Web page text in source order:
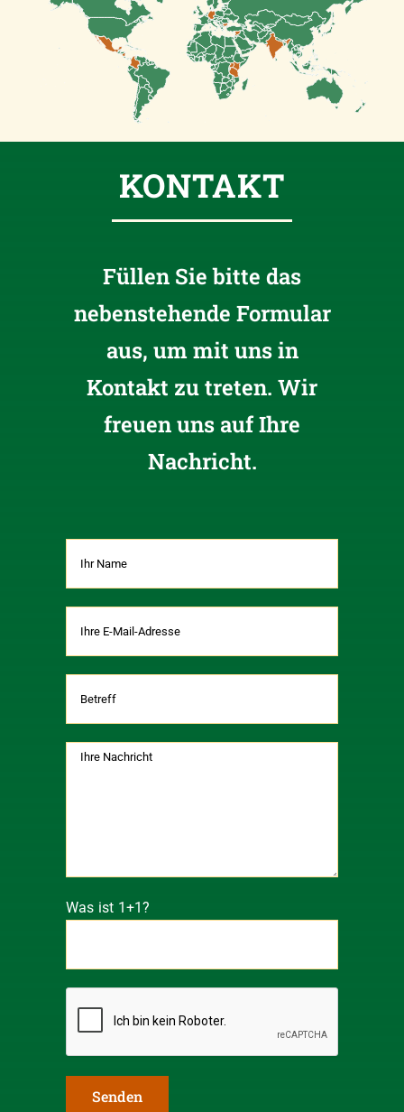
KONTAKT
Füllen Sie bitte das
nebenstehende Formular
aus, um mit uns in
Kontakt zu treten. Wir
freuen uns auf Ihre
Nachricht.
Was ist 1+1?